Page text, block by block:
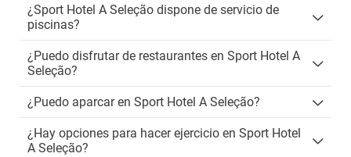
¿Sport Hotel A Seleção dispone de servicio de
piscinas?
¿Puedo disfrutar de restaurantes en Sport Hotel A
Seleção?
¿Puedo aparcar en Sport Hotel A Seleção?
¿Hay opciones para hacer ejercicio en Sport Hotel
A Seleção?